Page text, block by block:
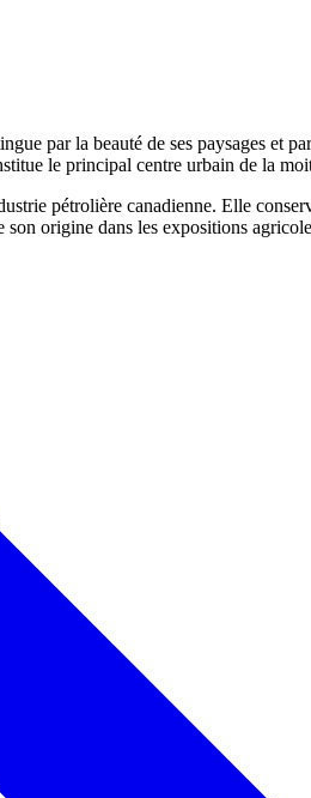
par la beauté de ses paysages et
le principal centre urbain de la
pétrolière canadienne. Elle
origine dans les expositions